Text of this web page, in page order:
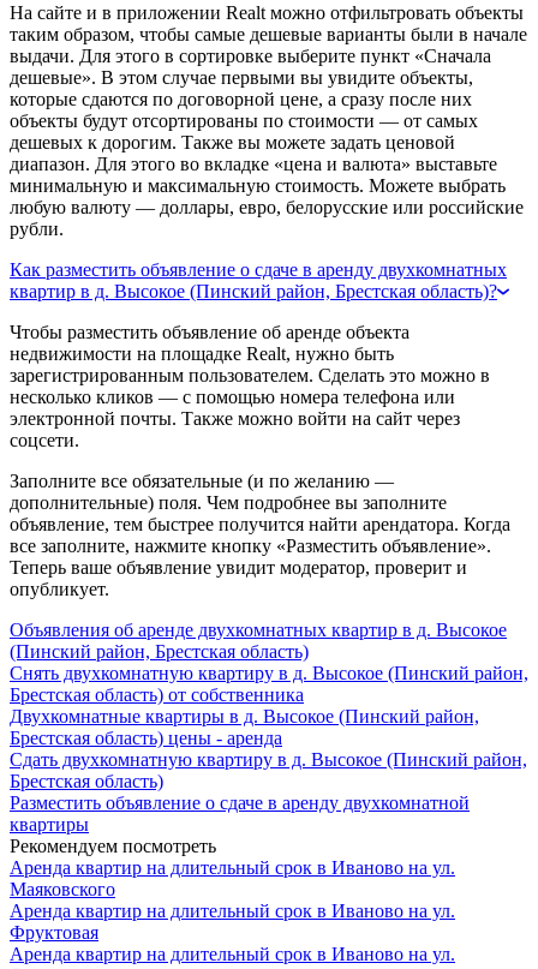
На сайте и в приложении Realt можно отфильтровать объекты
таким образом, чтобы самые дешевые варианты были в начале
выдачи. Для этого в сортировке выберите пункт «Сначала
дешевые». В этом случае первыми вы увидите объекты,
которые сдаются по договорной цене, а сразу после них
объекты будут отсортированы по стоимости — от самых
дешевых к дорогим. Также вы можете задать ценовой
диапазон. Для этого во вкладке «цена и валюта» выставьте
минимальную и максимальную стоимость. Можете выбрать
любую валюту — доллары, евро, белорусские или российские
рубли.
Как разместить объявление о сдаче в аренду двухкомнатных
квартир в д. Высокое (Пинский район, Брестская область)?
Чтобы разместить объявление об аренде объекта
недвижимости на площадке Realt, нужно быть
зарегистрированным пользователем. Сделать это можно в
несколько кликов — с помощью номера телефона или
электронной почты. Также можно войти на сайт через
соцсети.
Заполните все обязательные (и по желанию —
дополнительные) поля. Чем подробнее вы заполните
объявление, тем быстрее получится найти арендатора. Когда
все заполните, нажмите кнопку «Разместить объявление».
Теперь ваше объявление увидит модератор, проверит и
опубликует.
Объявления об аренде двухкомнатных квартир в д. Высокое
(Пинский район, Брестская область)
Снять двухкомнатную квартиру в д. Высокое (Пинский район,
Брестская область) от собственника
Двухкомнатные квартиры в д. Высокое (Пинский район,
Брестская область) цены - аренда
Сдать двухкомнатную квартиру в д. Высокое (Пинский район,
Брестская область)
Разместить объявление о сдаче в аренду двухкомнатной
квартиры
Рекомендуем посмотреть
Аренда квартир на длительный срок в Иваново на ул.
Маяковского
Аренда квартир на длительный срок в Иваново на ул.
Фруктовая
Аренда квартир на длительный срок в Иваново на ул.